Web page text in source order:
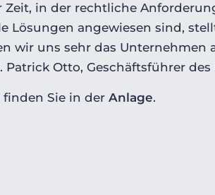
Zeit, in der rechtliche
angewiesen sind,
wir uns sehr das Unternehmen
Patrick Otto, Geschäftsführer des
Sie in der Anlage.